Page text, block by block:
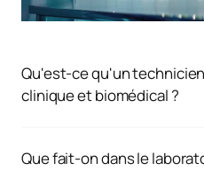
Qu'est-ce qu'un
clinique et biomédical ?
d'échantillons biologiques à des
Que fait-on dans le